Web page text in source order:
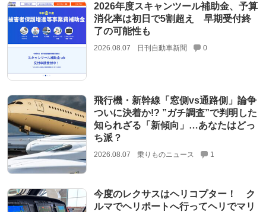
2026年度スキャンツール補助金、予算
消化率は初日で5割超え 早期受付終
了の可能性も
2026.08.07 日刊自動車新聞 0
飛行機・新幹線「窓側vs通路側」論争
ついに決着か!? ”ガチ調査”で判明した
知られざる「新傾向」…あなたはどっ
ち派？
2026.08.07 乗りものニュース 1
今度のレクサスはヘリコプター！ ク
ルマでヘリポートへ行ってヘリでマリ